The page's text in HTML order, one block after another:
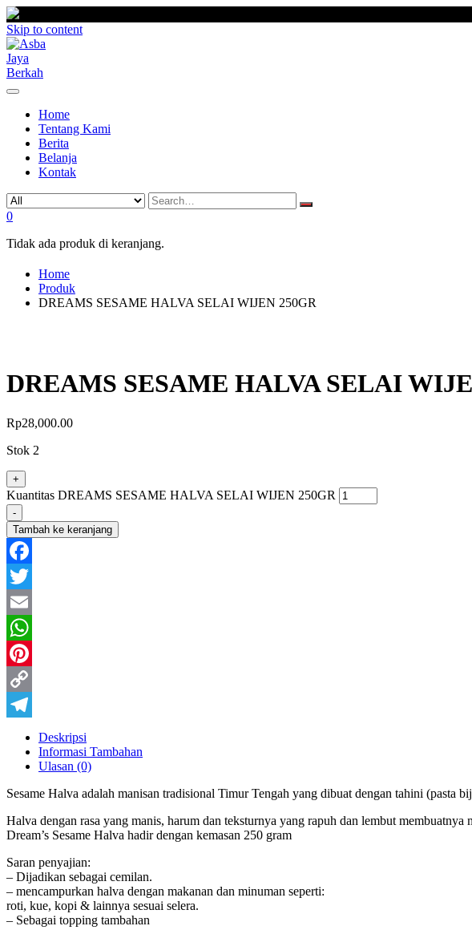
Skip to content
Home
Tentang Kami
Berita
Belanja
Kontak
0
Tidak ada produk di keranjang.
Home
Produk
DREAMS SESAME HALVA SELAI WIJEN 250GR
DREAMS SESAME HALVA SELAI
Rp28,000.00
Stok 2
+
Kuantitas DREAMS SESAME HALVA SELAI WIJEN 250GR
-
Tambah ke keranjang
Facebook
Twitter
Email
WhatsApp
Pinterest
Copy
Telegram
Deskripsi
Informasi Tambahan
Ulasan (0)
Sesame Halva adalah manisan tradisional Timur Tengah yang dibuat dengan tahini (pasta
Halva dengan rasa yang manis, harum dan teksturnya yang rapuh dan lembut membuatnya
Dream’s Sesame Halva hadir dengan kemasan 250 gram
Saran penyajian:
– Dijadikan sebagai cemilan.
– mencampurkan halva dengan makanan dan minuman seperti:
roti, kue, kopi & lainnya sesuai selera.
– Sebagai topping tambahan